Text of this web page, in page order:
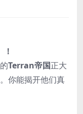
Terran帝国正大
你能揭开他们真